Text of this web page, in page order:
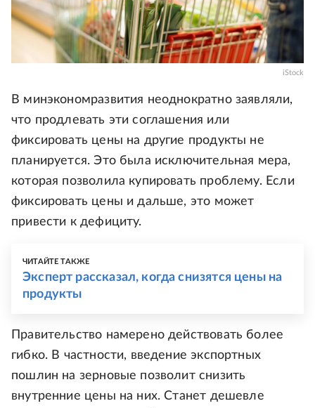
iStock
В минэкономразвития неоднократно заявляли,
что продлевать эти соглашения или
фиксировать цены на другие продукты не
планируется. Это была исключительная мера,
которая позволила купировать проблему. Если
фиксировать цены и дальше, это может
привести к дефициту.
ЧИТАЙТЕ ТАКЖЕ
Эксперт рассказал, когда снизятся цены на
продукты
Правительство намерено действовать более
гибко. В частности, введение экспортных
пошлин на зерновые позволит снизить
внутренние цены на них. Станет дешевле